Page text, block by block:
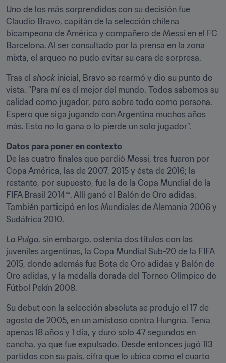
Uno de los más sorprendidos con su decisión fue
Claudio Bravo, capitán de la selección chilena
bicampeona de América y compañero de Messi en el FC
Barcelona. Al ser consultado por la prensa en la zona
mixta, el arqueo no pudo evitar su cara de sorpresa.
Tras el shock inicial, Bravo se rearmó y dio su punto de
vista. "Para mí es el mejor del mundo. Todos sabemos su
calidad como jugador, pero sobre todo como persona.
Espero que siga jugando con Argentina muchos años
más. Esto no lo gana o lo pierde un solo jugador".
Datos para poner en contexto
De las cuatro finales que perdió Messi, tres fueron por
Copa América, las de 2007, 2015 y ésta de 2016; la
restante, por supuesto, fue la de la Copa Mundial de la
FIFA Brasil 2014™. Allí ganó el Balón de Oro adidas.
También participó en los Mundiales de Alemania 2006 y
Sudáfrica 2010.
La Pulga, sin embargo, ostenta dos títulos con las
juveniles argentinas, la Copa Mundial Sub-20 de la FIFA
2015, donde además fue Bota de Oro adidas y Balón de
Oro adidas, y la medalla dorada del Torneo Olímpico de
Fútbol Pekín 2008.
Su debut con la selección absoluta se produjo el 17 de
agosto de 2005, en un amistoso contra Hungría. Tenía
apenas 18 años y 1 día, y duró sólo 47 segundos en
cancha, ya que fue expulsado. Desde entonces jugó 113
partidos con su país, cifra que lo ubica como el cuarto